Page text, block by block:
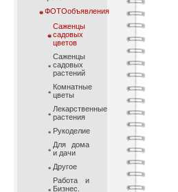
ФОТОобъявления
Саженцы
садовых
цветов
Саженцы
садовых
растений
Комнатные
цветы
Лекарственные
растения
Рукоделие
Для дома
и дачи
Другое
Работа и
Бизнес.